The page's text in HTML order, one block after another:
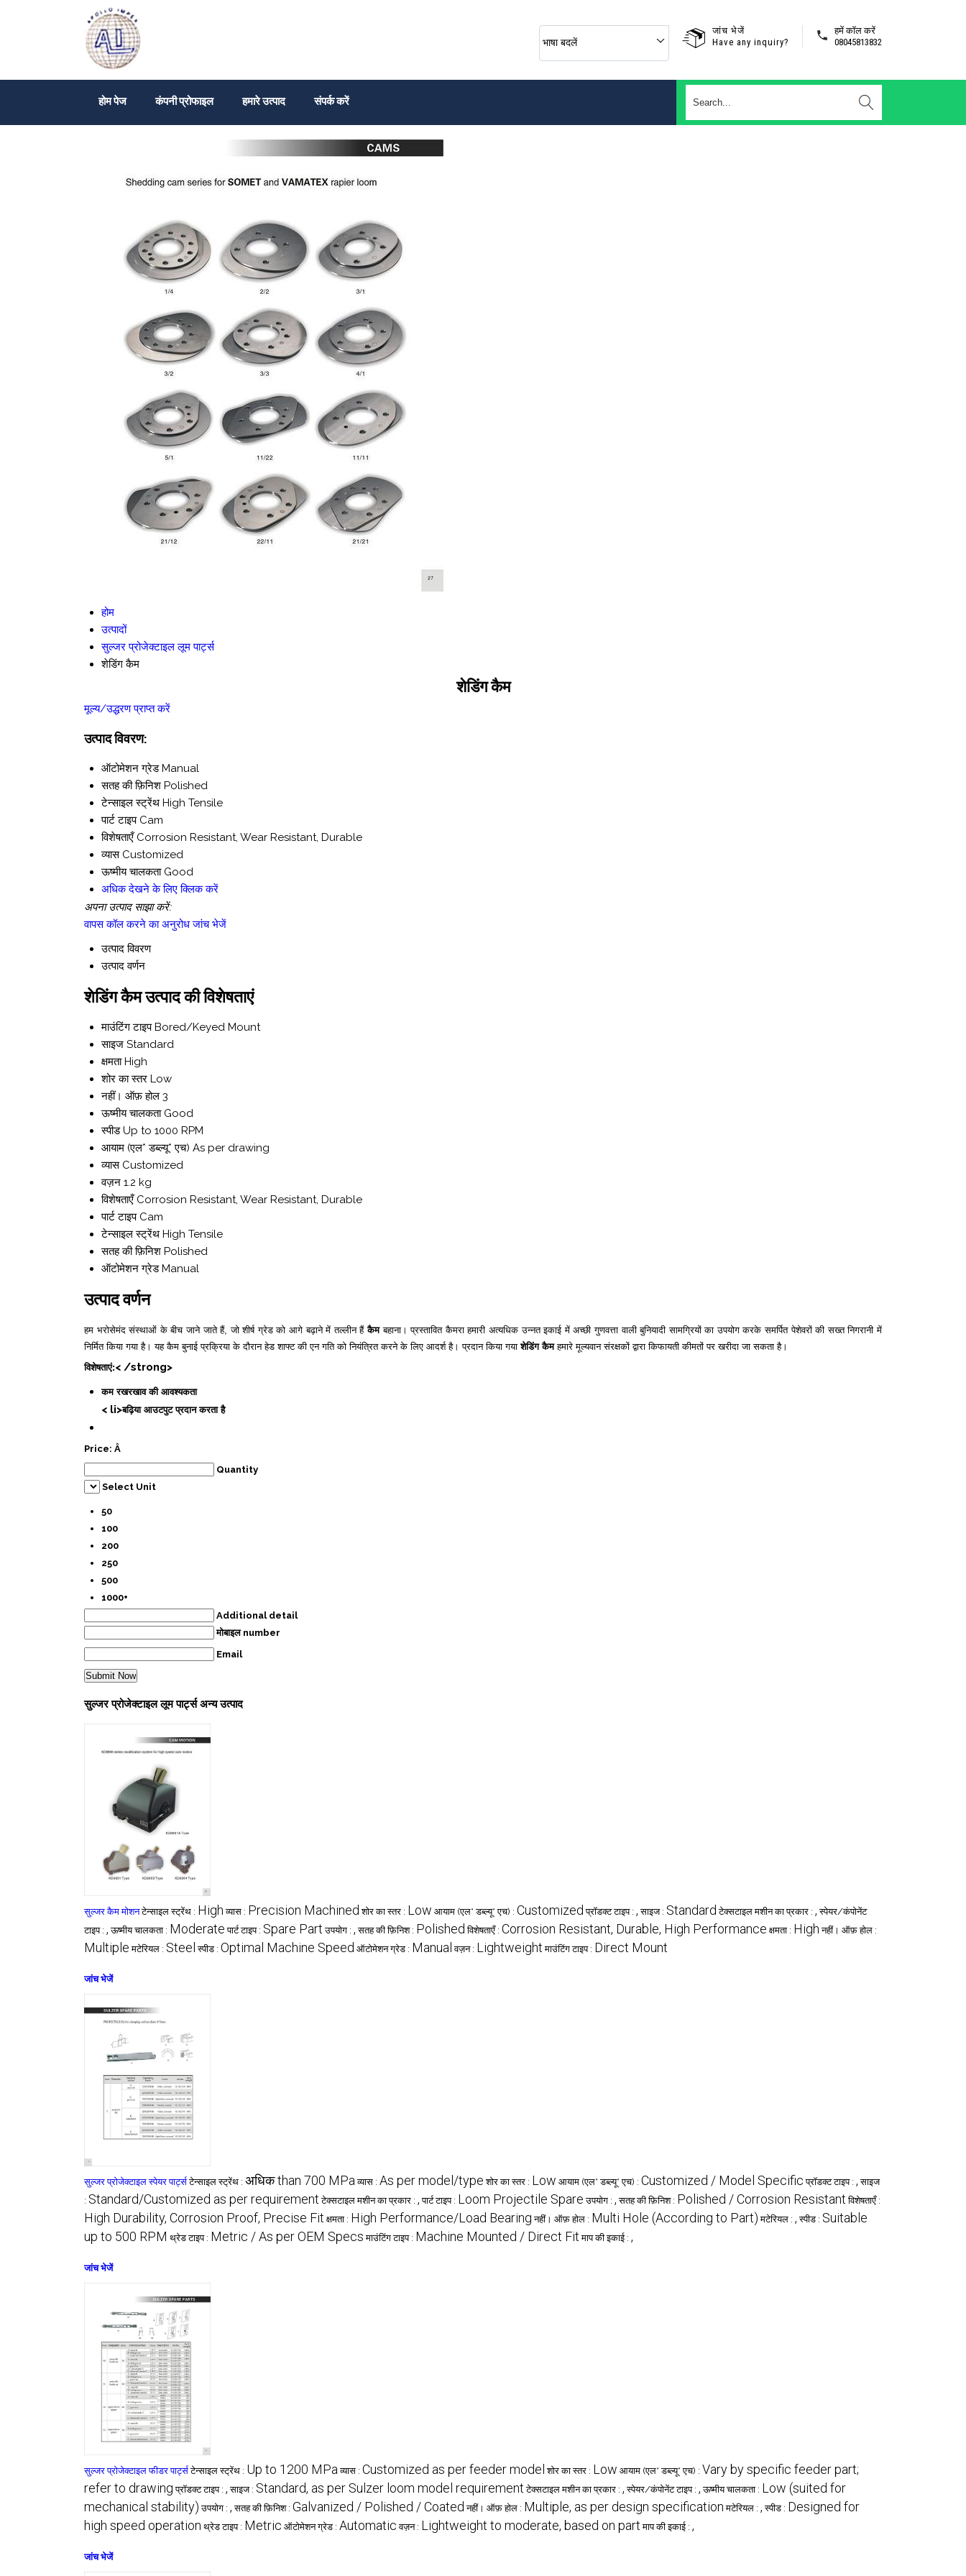
हमें कॉल करें
08045813832
जांच भेजें
Have any inquiry?
भाषा बदलें
होम पेज कंपनी प्रोफाइल हमारे उत्पाद संपर्क करें
होम
उत्पादों
सुल्जर प्रोजेक्टाइल लूम पार्ट्स
शेडिंग कैम
शेडिंग कैम
मूल्य/उद्धरण प्राप्त करें
उत्पाद विवरण:
ऑटोमेशन ग्रेड Manual
सतह की फ़िनिश Polished
टेन्साइल स्ट्रेंथ High Tensile
पार्ट टाइप Cam
विशेषताएँ Corrosion Resistant, Wear Resistant, Durable
व्यास Customized
ऊष्मीय चालकता Good
अधिक देखने के लिए क्लिक करें
अपना उत्पाद साझा करें:
वापस कॉल करने का अनुरोध जांच भेजें
उत्पाद विवरण
उत्पाद वर्णन
शेडिंग कैम उत्पाद की विशेषताएं
माउंटिंग टाइप Bored/Keyed Mount
साइज Standard
क्षमता High
शोर का स्तर Low
नहीं। ऑफ़ होल 3
ऊष्मीय चालकता Good
स्पीड Up to 1000 RPM
आयाम (एल* डब्ल्यू* एच) As per drawing
व्यास Customized
वज़न 1.2 kg
विशेषताएँ Corrosion Resistant, Wear Resistant, Durable
पार्ट टाइप Cam
टेन्साइल स्ट्रेंथ High Tensile
सतह की फ़िनिश Polished
ऑटोमेशन ग्रेड Manual
उत्पाद वर्णन
हम भरोसेमंद संस्थाओं के बीच जाने जाते हैं, जो शीर्ष ग्रेड को आगे बढ़ाने में तल्लीन हैंकैमबहाना। प्रस्तावित कैमरा हमारी अत्यधिक उन्नत इकाई में अच्छी गुणवत्ता वाली बुनियादी सामग्रियों का उपयोग करके समर्पित पेशेवरों की सख्त निगरानी में
निर्मित किया गया है। यह कैम बुनाई प्रक्रिया के दौरान हेड शाफ्ट की एन गति को नियंत्रित करने के लिए आदर्श है। प्रदान किया गयाशेडिंग कैमहमारे मूल्यवान संरक्षकों द्वारा किफायती कीमतों पर खरीदा जा सकता है।
विशेषताएं:< /strong>
कम रखरखाव की आवश्यकता
< li>बढ़िया आउटपुट प्रदान करता है
Price: Â
Quantity
Select Unit
50
100
200
250
500
1000+
Additional detail
मोबाइल number
Email
सुल्जर प्रोजेक्टाइल लूम पार्ट्स अन्य उत्पाद
सुल्जर कैम मोशन टेन्साइल स्ट्रेंथ : High व्यास : Precision Machined शोर का स्तर : Low आयाम (एल* डब्ल्यू* एच) : Customized प्रॉडक्ट टाइप : , साइज : Standard टेक्सटाइल मशीन का प्रकार : , स्पेयर/कंपोनेंट
टाइप : , ऊष्मीय चालकता : Moderate पार्ट टाइप : Spare Part उपयोग : , सतह की फ़िनिश : Polished विशेषताएँ : Corrosion Resistant, Durable, High Performance क्षमता : High नहीं। ऑफ़ होल :
Multiple मटेरियल : Steel स्पीड : Optimal Machine Speed ऑटोमेशन ग्रेड : Manual वज़न : Lightweight माउंटिंग टाइप : Direct Mount
जांच भेजें
सुल्जर प्रोजेक्टाइल स्पेयर पार्ट्स टेन्साइल स्ट्रेंथ : अधिक than 700 MPa व्यास : As per model/type शोर का स्तर : Low आयाम (एल* डब्ल्यू* एच) : Customized / Model Specific प्रॉडक्ट टाइप : , साइज
: Standard/Customized as per requirement टेक्सटाइल मशीन का प्रकार : , पार्ट टाइप : Loom Projectile Spare उपयोग : , सतह की फ़िनिश : Polished / Corrosion Resistant विशेषताएँ :
High Durability, Corrosion Proof, Precise Fit क्षमता : High Performance/Load Bearing नहीं। ऑफ़ होल : Multi Hole (According to Part) मटेरियल : , स्पीड : Suitable
up to 500 RPM थ्रेड टाइप : Metric / As per OEM Specs माउंटिंग टाइप : Machine Mounted / Direct Fit माप की इकाई : ,
जांच भेजें
सुल्जर प्रोजेक्टाइल फीडर पार्ट्स टेन्साइल स्ट्रेंथ : Up to 1200 MPa व्यास : Customized as per feeder model शोर का स्तर : Low आयाम (एल* डब्ल्यू* एच) : Vary by specific feeder part;
refer to drawing प्रॉडक्ट टाइप : , साइज : Standard, as per Sulzer loom model requirement टेक्सटाइल मशीन का प्रकार : , स्पेयर/कंपोनेंट टाइप : , ऊष्मीय चालकता : Low (suited for
mechanical stability) उपयोग : , सतह की फ़िनिश : Galvanized / Polished / Coated नहीं। ऑफ़ होल : Multiple, as per design specification मटेरियल : , स्पीड : Designed for
high speed operation थ्रेड टाइप : Metric ऑटोमेशन ग्रेड : Automatic वज़न : Lightweight to moderate, based on part माप की इकाई : ,
जांच भेजें